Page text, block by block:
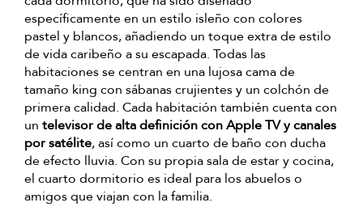
específicamente en un estilo isleño con colores
pastel y blancos, añadiendo un toque extra de estilo
de vida caribeño a su escapada. Todas las
habitaciones se centran en una lujosa cama de
tamaño king con sábanas crujientes y un colchón de
primera calidad. Cada habitación también cuenta con
un televisor de alta definición con Apple TV y canales
por satélite, así como un cuarto de baño con ducha
de efecto lluvia. Con su propia sala de estar y cocina,
el cuarto dormitorio es ideal para los abuelos o
amigos que viajan con la familia.